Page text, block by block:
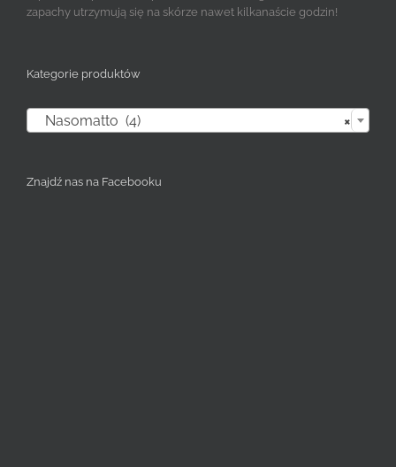
zapachy utrzymują się na skórze nawet kilkanaście godzin!
Kategorie produktów
×
Nasomatto (4)
Znajdź nas na Facebooku